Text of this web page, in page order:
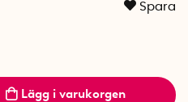
Spara
Lägg i varukorgen